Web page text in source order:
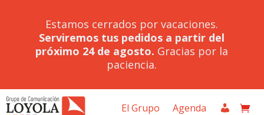
Estamos cerrados por vacaciones.
Serviremos tus pedidos a partir del
próximo 24 de agosto. Gracias por la
paciencia.
El Grupo Agenda